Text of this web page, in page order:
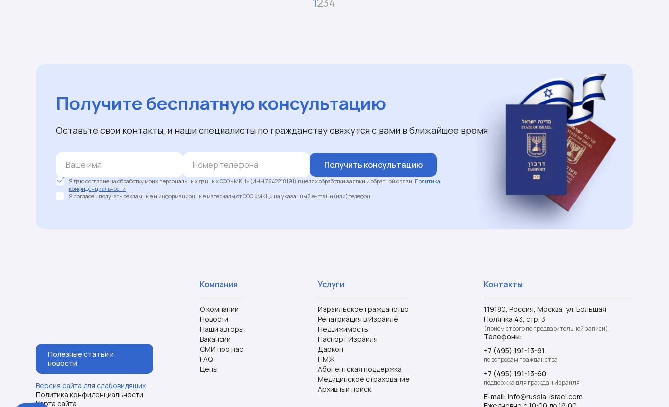
Получите бесплатную консультацию
Оставьте свои контакты, и наши специалисты по гражданству свяжутся с вами в ближайшее время
Я даю согласие на обработку моих персональных данных ООО «МКЦ» (ИНН 7842218191) в целях обработки заявки и обратной связи. Политика
конфиденциальности
Я согласен получать рекламные и информационные материалы от ООО «МКЦ» на указанный e-mail и (или) телефон
Получить консультацию
Полезные статьи и
новости
Версия сайта для слабовидящих
Политика конфиденциальности
Карта сайта
Компания
О компании
Новости
Наши авторы
Вакансии
СМИ про нас
FAQ
Цены
Услуги
Израильское гражданство
Репатриация в Израиле
Недвижимость
Паспорт Израиля
Даркон
ПМЖ
Абонентская поддержка
Медицинское страхование
Архивный поиск
Контакты
119180, Россия, Москва, ул. Большая
Полянка 43, стр. 3
(прием строго по предварительной записи)
Телефоны:
+7 (495) 191-13-91
по вопросам гражданства
+7 (495) 191-13-60
поддержка для граждан Израиля
E-mail: info@russia-israel.com